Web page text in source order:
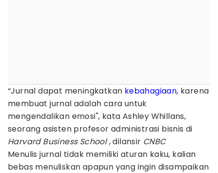
“Jurnal dapat meningkatkan kebahagiaan, karena
membuat jurnal adalah cara untuk
mengendalikan emosi", kata Ashley Whillans,
seorang asisten profesor administrasi bisnis di
Harvard Business School, dilansir CNBC
Menulis jurnal tidak memiliki aturan kaku, kalian
bebas menuliskan apapun yang ingin disampaikan